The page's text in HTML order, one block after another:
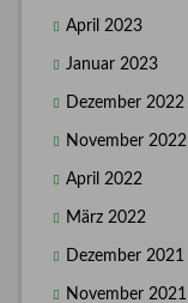
April 2023
Januar 2023
Dezember 2022
November 2022
April 2022
März 2022
Dezember 2021
November 2021